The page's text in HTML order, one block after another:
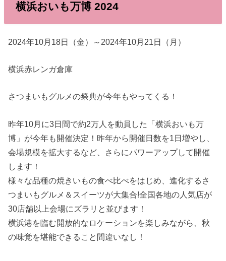
横浜おいも万博 2024
2024年10月18日（金）～2024年10月21日（月）
横浜赤レンガ倉庫
さつまいもグルメの祭典が今年もやってくる！
昨年10月に3日間で約2万人を動員した「横浜おいも万
博」が今年も開催決定！昨年から開催日数を1日増やし、
会場規模を拡大するなど、さらにパワーアップして開催
します！
様々な品種の焼きいもの食べ比べをはじめ、進化するさ
つまいもグルメ＆スイーツが大集合!全国各地の人気店が
30店舗以上会場にズラリと並びます！
横浜港を臨む開放的なロケーションを楽しみながら、秋
の味覚を堪能できること間違いなし！